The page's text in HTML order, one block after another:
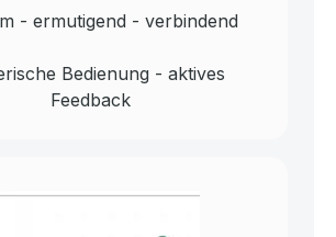
- ermutigend - verbindend
Bedienung - aktives
Feedback